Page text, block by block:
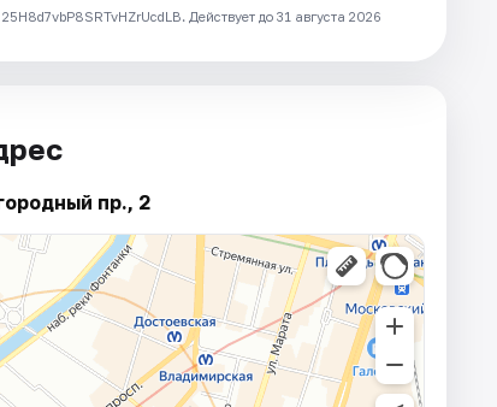
Действует до 31 августа 2026
пр., 2